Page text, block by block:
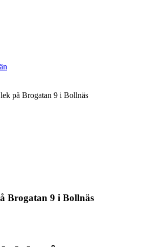
på Brogatan 9 i Bollnäs
Brogatan 9 i Bollnäs